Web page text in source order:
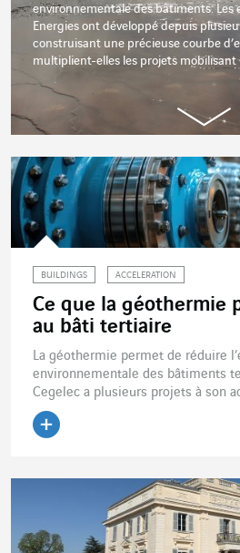
environnementale des bâtiments. Les
Energies ont développé depuis
construisant une précieuse courbe
multiplient-elles les projets mobilisant
BUILDINGS ACCELERATION
Ce que la géothermie
au bâti tertiaire
La géothermie permet de réduire
environnementale des bâtiments
Cegelec a plusieurs projets à son